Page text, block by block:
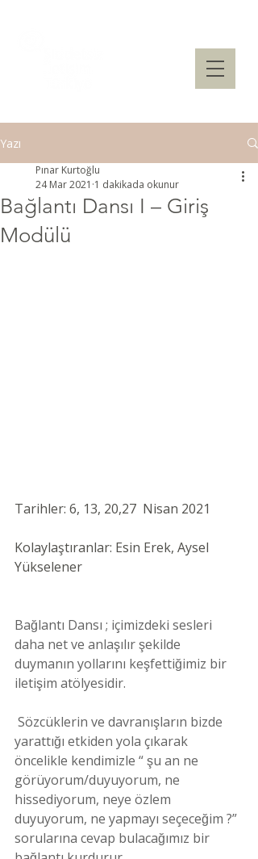
Yazı
Bağlantı Dansı I – Giriş
Modülü
Pınar Kurtoğlu
24 Mar 2021 1 dakikada okunur
Tarihler: 6, 13, 20,27  Nisan 2021
Kolaylaştıranlar: Esin Erek, Aysel
Yükselener
Bağlantı Dansı ; içimizdeki sesleri
daha net ve anlaşılır şekilde
duymanın yollarını keşfettiğimiz bir
iletişim atölyesidir.
yarattığı etkiden yola çıkarak
öncelikle kendimizle “ şu an ne
görüyorum/duyuyorum, ne
hissediyorum, neye özlem
duyuyorum, ne yapmayı seçeceğim ?”
sorularına cevap bulacağımız bir